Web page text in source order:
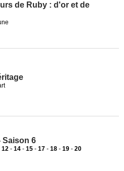
de Ruby : d'or et de
Saison 6
12 - 14 - 15 - 17 - 18 - 19 - 20